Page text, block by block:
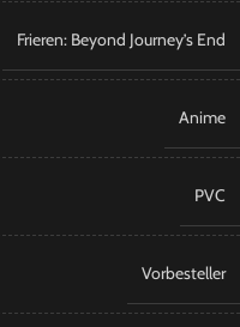
Frieren: Beyond Journey’s End
Anime
PVC
Vorbesteller